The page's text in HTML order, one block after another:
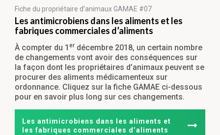
Fiche du propriétaire d’animaux GAMAE #07
Les antimicrobiens dans les aliments et les
fabriques commerciales d’aliments
À compter du 1 er décembre 2018, un certain nombre
de changements vont avoir des conséquences sur
la façon dont les propriétaires d’animaux peuvent se
procurer des aliments médicamenteux sur
ordonnance. Cliquez sur la fiche GAMAE ci-dessous
pour en savoir plus long sur ces changements.
Les antimicrobiens dans les aliments et
les fabriques commerciales d’aliments